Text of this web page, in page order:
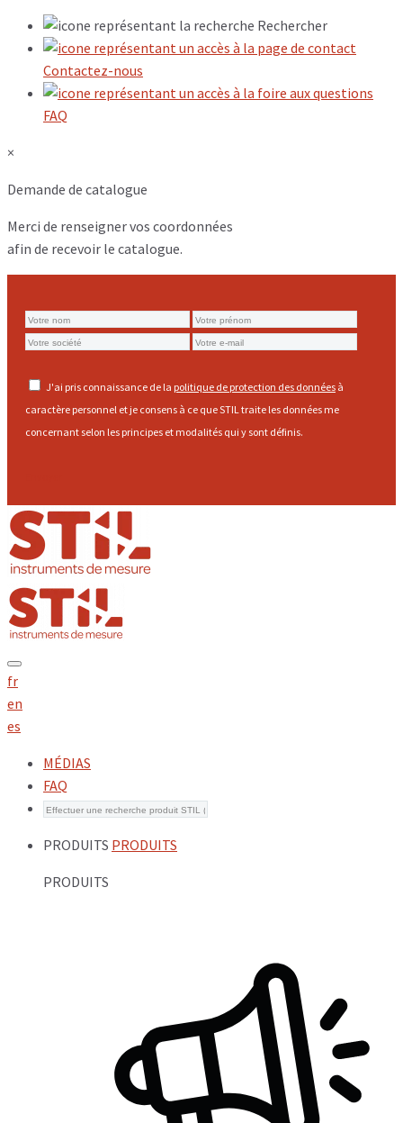
Rechercher
Contactez-nous
FAQ
×
Demande de catalogue
Merci de renseigner vos coordonnées
afin de recevoir le catalogue.
J'ai pris connaissance de la politique de protection des données à
caractère personnel et je consens à ce que STIL traite les données me
concernant selon les principes et modalités qui y sont définis.
fr
en
es
MÉDIAS
FAQ
PRODUITS PRODUITS
PRODUITS